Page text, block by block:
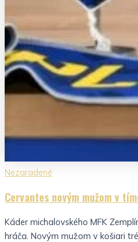
Nezaradené
Cervantes novým mužom v
Káder michalovského MFK
hráča. Novým mužom v košiari